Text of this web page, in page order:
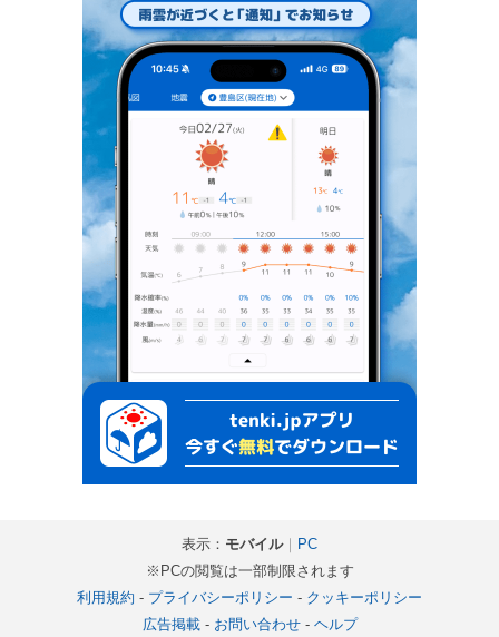
表示： モバイル｜ PC
※PCの閲覧は一部制限されます
利用規約 - プライバシーポリシー - クッキーポリシー
広告掲載- お問い合わせ- ヘルプ